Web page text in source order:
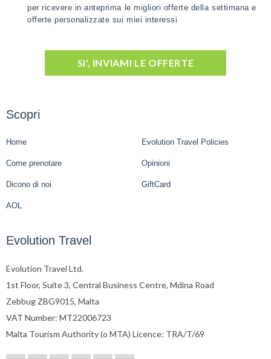
per ricevere in anteprima le migliori offerte della settimana e
offerte personalizzate sui miei interessi
SI', INVIAMI LE OFFERTE
Scopri
Home Evolution Travel Policies
Come prenotare Opinioni
Dicono di noi GiftCard
AOL
Evolution Travel
Evolution Travel Ltd.
1st Floor, Suite 3, Central Business Centre, Mdina Road
Zebbug ZBG9015, Malta
VAT Number: MT22006723
Malta Tourism Authority (o MTA) Licence: TRA/T/69